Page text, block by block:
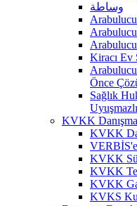
وساطة
Kiracı Ev
Önce
Sağlık
KVKK
KVKK
KVKK
KVKK
KVKK
KVKS